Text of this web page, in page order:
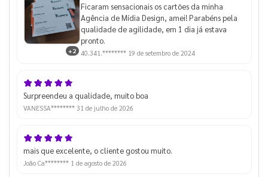
+2
Ficaram sensacionais os cartões da minha
Agência de Mídia Design, amei! Parabéns pela
qualidade de agilidade, em 1 dia já estava
pronto.
40.341.******** 19 de setembro de 2024
Surpreendeu a qualidade, muito boa
VANESSA******** 31 de julho de 2026
mais que excelente, o cliente gostou muito.
João Ca******** 1 de agosto de 2026